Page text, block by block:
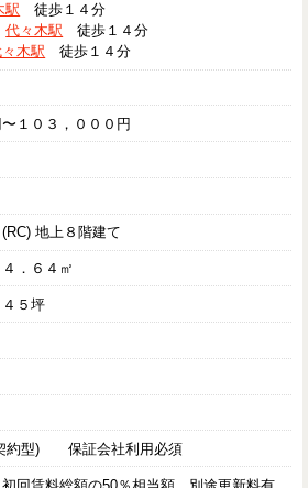
駅 徒歩１４分
代々木駅 徒歩１４分
木駅 徒歩１４分
１０３，０００円
地上８階建て
．６４㎡
５坪
約型) 保証会社利用必須